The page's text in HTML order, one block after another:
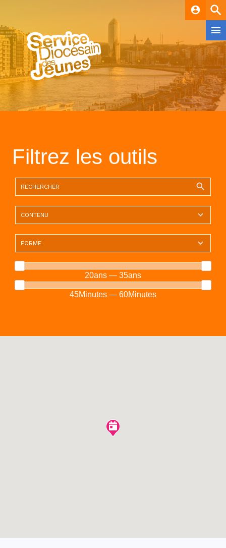
account_circle
Filtrez les outils
20ans — 35ans
45Minutes — 60Minutes